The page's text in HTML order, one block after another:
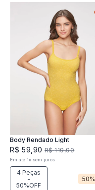
Body Rendado Light
R$ 59 90 R$ 119,90
Em até1x sem juros
4 Peças
-
50%OFF
50%